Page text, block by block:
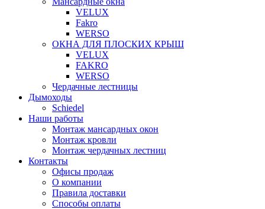
VELUX
Fakro
WERSO
ОКНА ДЛЯ ПЛОСКИХ КРЫШ
VELUX
FAKRO
WERSO
Чердачные лестницы
Дымоходы
Schiedel
Наши работы
Монтаж мансардных окон
Монтаж кровли
Монтаж чердачных лестниц
Контакты
Офисы продаж
О компании
Правила доставки
Способы оплаты